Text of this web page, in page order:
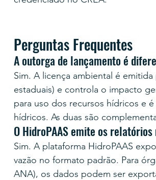
Perguntas Frequentes
A outorga de lançamento é
Sim. A licença ambiental é
estaduais) e controla o impacto
para uso dos recursos hídricos e
hídricos. As duas são
O HidroPAAS emite os
Sim. A plataforma HidroPAAS
vazão no formato padrão. Para
ANA), os dados podem ser